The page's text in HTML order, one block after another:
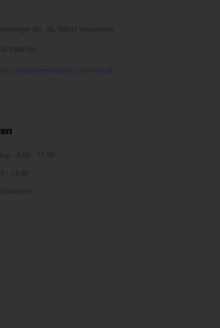
Str. 26, 98634 Wasungen
3308196
management@abis-pharma.de
- 9.00 - 17.00
- 14.00